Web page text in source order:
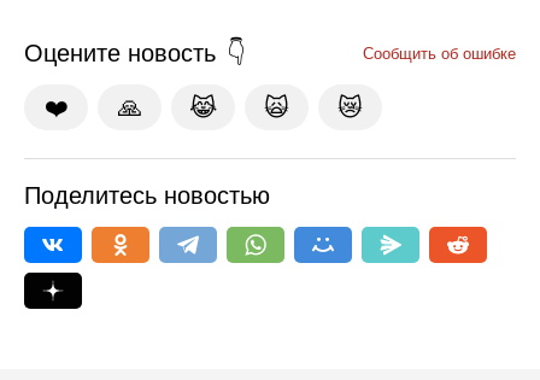
Оцените новость Сообщить об ошибке
❤️ 🙏 😹 🙀 😿
Поделитесь новостью